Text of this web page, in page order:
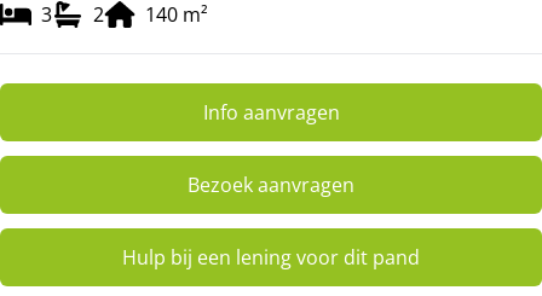
3 2 140 m²
Info aanvragen
Bezoek aanvragen
Hulp bij een lening voor dit pand